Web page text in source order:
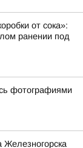
от сока»:
ранении под
фотографиями